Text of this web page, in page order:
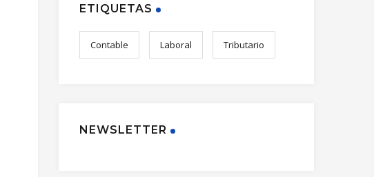
ETIQUETAS
Contable Laboral Tributario
NEWSLETTER